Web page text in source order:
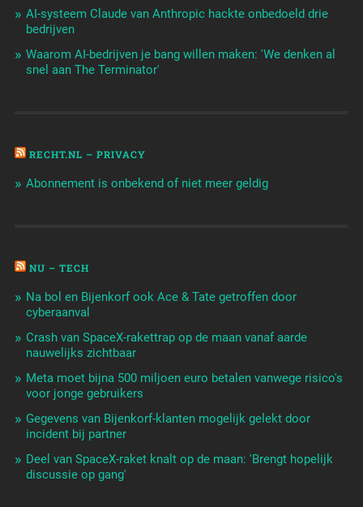
AI-systeem Claude van Anthropic hackte onbedoeld drie
bedrijven
Waarom AI-bedrijven je bang willen maken: 'We denken al
snel aan The Terminator'
RECHT.NL – PRIVACY
Abonnement is onbekend of niet meer geldig
NU – TECH
Na bol en Bijenkorf ook Ace & Tate getroffen door
cyberaanval
Crash van SpaceX-rakettrap op de maan vanaf aarde
nauwelijks zichtbaar
Meta moet bijna 500 miljoen euro betalen vanwege risico's
voor jonge gebruikers
Gegevens van Bijenkorf-klanten mogelijk gelekt door
incident bij partner
Deel van SpaceX-raket knalt op de maan: 'Brengt hopelijk
discussie op gang'